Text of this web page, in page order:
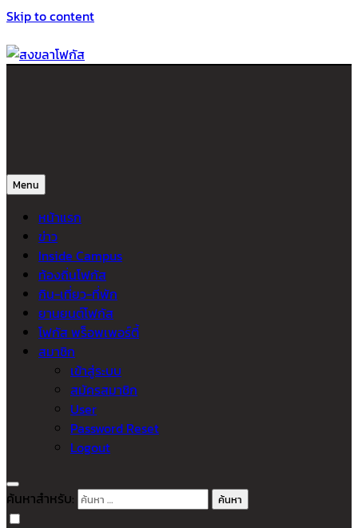
Skip to content
Menu
หน้าแรก
ข่าว
Inside Campus
ท้องถิ่นโฟกัส
กิน-เที่ยว-ที่พัก
ยานยนต์โฟกัส
โฟกัส พร็อพเพอร์ตี้
สมาชิก
เข้าสู่ระบบ
สมัครสมาชิก
User
Password Reset
Logout
ค้นหาสำหรับ: